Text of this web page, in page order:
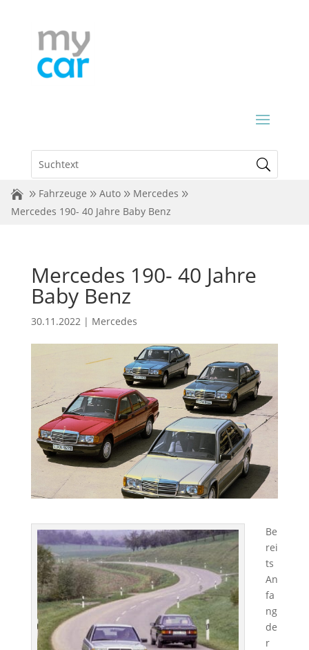
Fahrzeuge Auto
Mercedes
Mercedes 190- 40 Jahre Baby Benz
Mercedes 190- 40 Jahre
Baby Benz
30.11.2022 | Mercedes
Be
rei
ts
An
fa
ng
de
r